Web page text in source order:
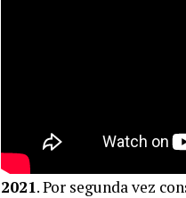
2021. Por segunda vez